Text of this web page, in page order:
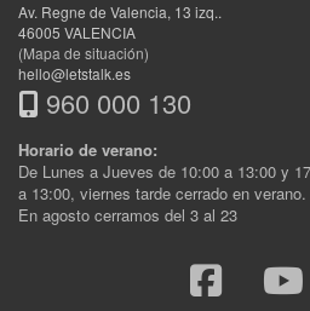
Av. Regne de Valencia, 13 izq..
46005 VALENCIA
(Mapa de situación)
hello@letstalk.es
960 000 130
Horario de verano:
De Lunes a Jueves de 10:00 a 13:00 y
a 13:00, viernes tarde cerrado en verano.
En agosto cerramos del 3 al 23